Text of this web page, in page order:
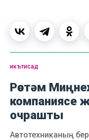
икътисад
Рөстәм
компаниясе
очрашты
Автотехниканың